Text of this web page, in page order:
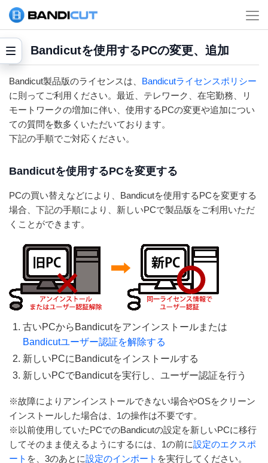
Bandicutを使用するPCの変更、追加
Bandicut製品版のライセンスは、 Bandicutライセンスポリシー
に則ってご利用ください。最近、テレワーク、在宅勤務、リ
モートワークの増加に伴い、使用するPCの変更や追加につい
ての質問を数多くいただいております。
下記の手順でご対応ください。
Bandicutを使用するPCを変更する
PCの買い替えなどにより、Bandicutを使用するPCを変更する
場合、下記の手順により、新しいPCで製品版をご利用いただ
くことができます。
古いPCからBandicutをアンインストールまたは
Bandicutユーザー認証を解除する
新しいPCにBandicutをインストールする
新しいPCでBandicutを実行し、ユーザー認証を行う
※故障によりアンインストールできない場合やOSをクリーン
インストールした場合は、1の操作は不要です。
※以前使用していたPCでのBandicutの設定を新しいPCに移行
してそのまま使えるようにするには、1の前に設定のエクスポ
ート を、3のあとに設定のインポート を実行してください。